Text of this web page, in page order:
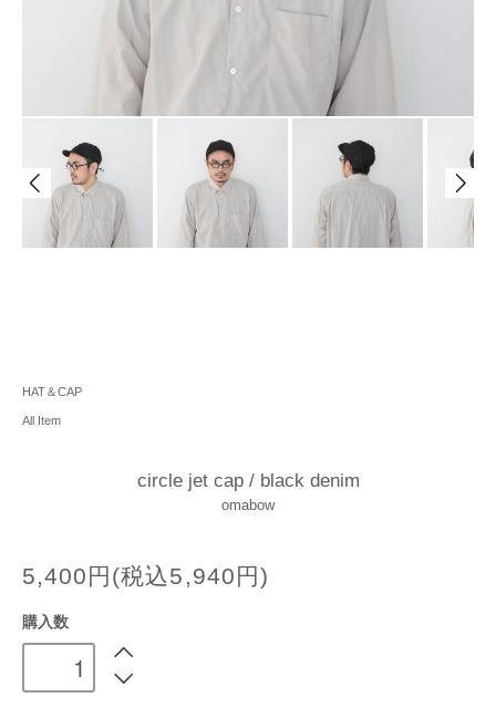
HAT＆CAP
All Item
circle jet cap / black denim
omabow
5,400円(税込5,940円)
購入数